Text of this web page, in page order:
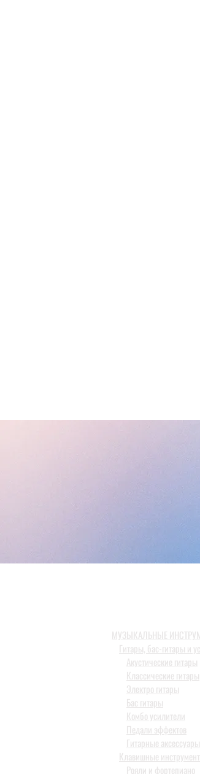
МУЗЫКАЛЬНЫЕ
Гитары, бас-гитары и
Акустические гитары
Классические гитары
Электро гитары
Бас гитары
Комбо усилители
Педали эффектов
Гитарные аксессуары
Клавишные
Рояли и фортепиано